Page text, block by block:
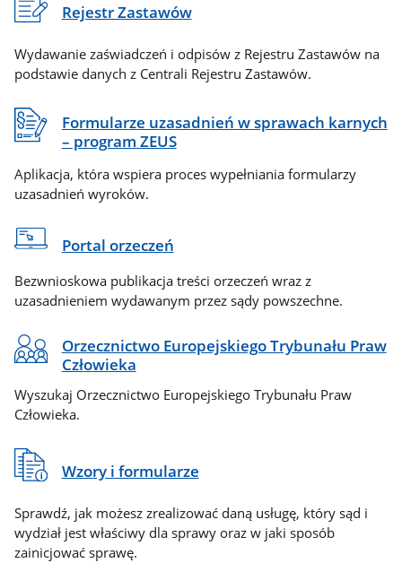
Rejestr Zastawów
Wydawanie zaświadczeń i odpisów z Rejestru Zastawów na
podstawie danych z Centrali Rejestru Zastawów.
Formularze uzasadnień w sprawach karnych
– program ZEUS
Aplikacja, która wspiera proces wypełniania formularzy
uzasadnień wyroków.
Portal orzeczeń
Bezwnioskowa publikacja treści orzeczeń wraz z
uzasadnieniem wydawanym przez sądy powszechne.
Orzecznictwo Europejskiego Trybunału Praw
Człowieka
Wyszukaj Orzecznictwo Europejskiego Trybunału Praw
Człowieka.
Wzory i formularze
Sprawdź, jak możesz zrealizować daną usługę, który sąd i
wydział jest właściwy dla sprawy oraz w jaki sposób
zainicjować sprawę.